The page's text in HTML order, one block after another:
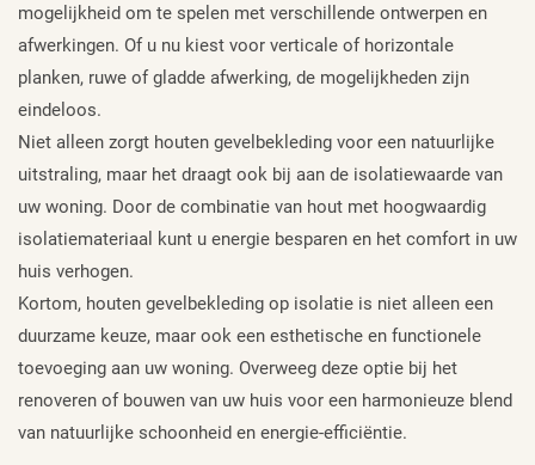
mogelijkheid om te spelen met verschillende ontwerpen en
afwerkingen. Of u nu kiest voor verticale of horizontale
planken, ruwe of gladde afwerking, de mogelijkheden zijn
eindeloos.
Niet alleen zorgt houten gevelbekleding voor een natuurlijke
uitstraling, maar het draagt ook bij aan de isolatiewaarde van
uw woning. Door de combinatie van hout met hoogwaardig
isolatiemateriaal kunt u energie besparen en het comfort in uw
huis verhogen.
Kortom, houten gevelbekleding op isolatie is niet alleen een
duurzame keuze, maar ook een esthetische en functionele
toevoeging aan uw woning. Overweeg deze optie bij het
renoveren of bouwen van uw huis voor een harmonieuze blend
van natuurlijke schoonheid en energie-efficiëntie.